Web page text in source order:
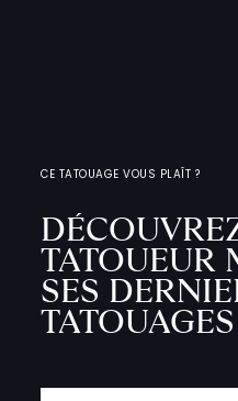
CE TATOUAGE VOUS PLAÎT ?
TATOUEUR
SES
TATOUAGES